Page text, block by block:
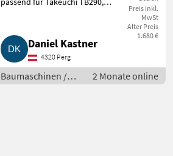
Preis inkl.
MwSt
Alter Preis
1.680 €
EX60LC-2, Hitachi EX60LC-3,
Hitachi EX60URG-2,
Daniel Kastner
4320 Perg
Baumaschinen /
Kettenbagger
2 Monate online